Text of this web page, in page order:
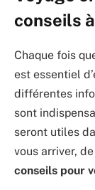
conseils
Chaque fois
est essentiel
différentes
sont
seront utiles
vous arriver,
conseils pour